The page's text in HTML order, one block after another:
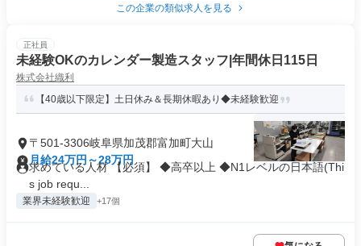
この企業の類似求人を見る
正社員
未経験OKのカレンダー製造スタッフ|年間休日115日
株式会社織利
【40歳以下限定】土日休み＆長期休暇あり◆未経験歓迎
〒501-3306岐阜県加茂郡富加町大山
月給24万円～28万円
求めている人材 【必須】 ◆高卒以上 ◆N1レベルの日本語(Thi
s job requ...
業界未経験歓迎 +17個